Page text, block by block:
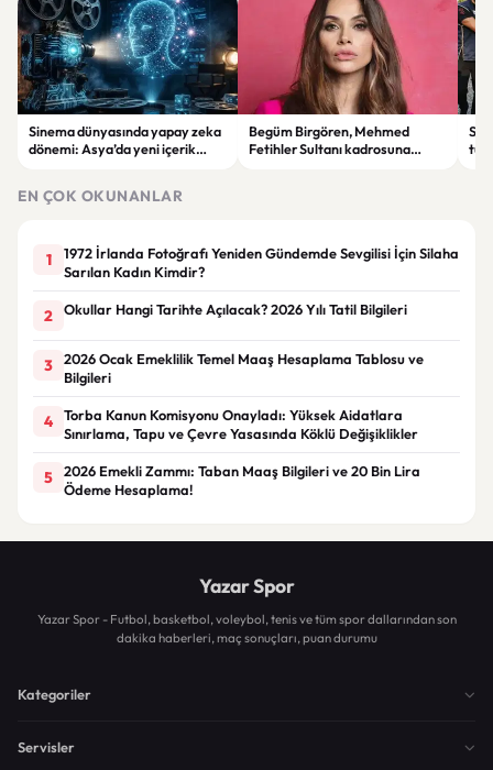
Sinema dünyasında yapay zeka
dönemi: Asya’da yeni içerik
Begüm Birgören, Mehmed
Fetihler Sultanı kadrosuna
EN ÇOK OKUNANLAR
1
1972 İrlanda Fotoğrafı Yeniden Gündemde Sevgilisi İçin Silaha
Sarılan Kadın Kimdir?
2 Okullar Hangi Tarihte Açılacak? 2026 Yılı Tatil Bilgileri
3
2026 Ocak Emeklilik Temel Maaş Hesaplama Tablosu ve
Bilgileri
4
Torba Kanun Komisyonu Onayladı: Yüksek Aidatlara
Sınırlama, Tapu ve Çevre Yasasında Köklü Değişiklikler
5
2026 Emekli Zammı: Taban Maaş Bilgileri ve 20 Bin Lira
Ödeme Hesaplama!
Yazar Spor
Yazar Spor - Futbol, basketbol, voleybol, tenis ve tüm spor dallarından son
dakika haberleri, maç sonuçları, puan durumu
Kategoriler
Servisler